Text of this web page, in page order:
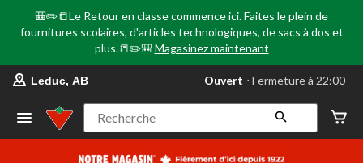
🎒✏️📒Le Retour en classe commence ici. Faites le plein de
fournitures scolaires, d'articles technologiques, de sacs à dos et
plus.📒✏️🎒 Magasinez maintenant
votre
préféré
Leduc,
AB,
courament
Leduc, AB Ouvert ⋅ Fermeture à 22:00
Recherche